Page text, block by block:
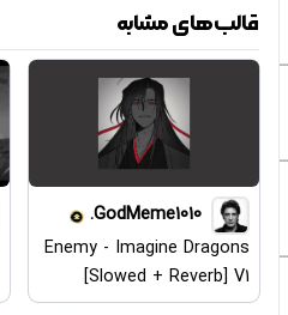
قالب‌های مشابه
GodMeme1010.
Enemy - Imagine Dragons
[Slowed + Reverb] V1